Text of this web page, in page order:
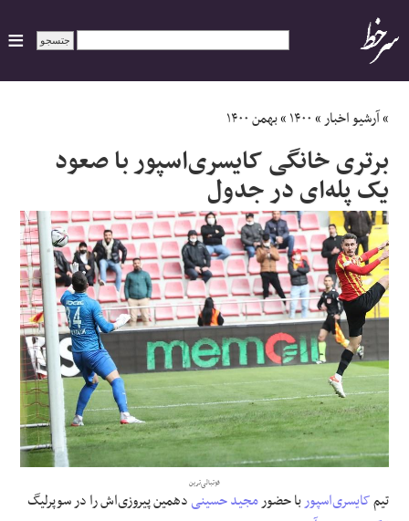
ایران
سیاسی
اقتصاد
ورزشی
جهان
اجتماعی
حوادث
علوم و فن آوری
فرهنگی و هنری
»آرشیو اخبار»۱۴۰۰»بهمن ۱۴۰۰
برتری خانگی کایسری‌اسپور با صعود
یک پله‌‌ای در جدول
فوتبالی‌ترین
تیمکایسریاسپوربا حضورمجید حسینیدهمین پیروزی‌اش را در سوپرلیگ